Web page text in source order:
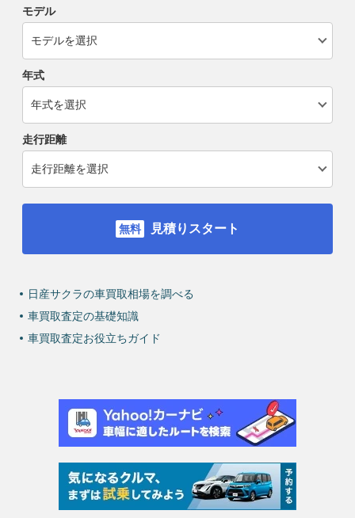
モデル
年式
走行距離
見積りスタート
日産サクラの車買取相場を調べる
車買取査定の基礎知識
車買取査定お役立ちガイド